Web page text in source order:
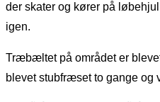
der skater og kører på
igen.
Træbæltet på området er
blevet stubfræset to gange og